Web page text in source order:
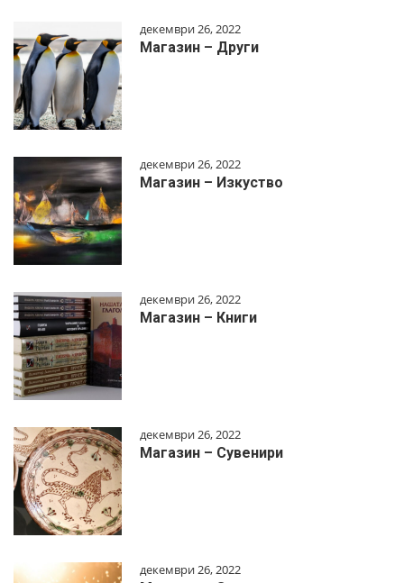
декември 26, 2022
Магазин – Други
декември 26, 2022
Магазин – Изкуство
декември 26, 2022
Магазин – Книги
декември 26, 2022
Магазин – Сувенири
декември 26, 2022